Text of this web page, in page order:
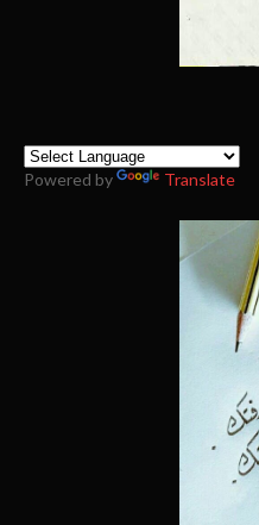
Powered by Translate